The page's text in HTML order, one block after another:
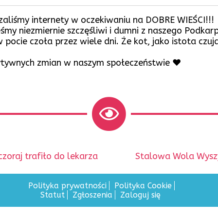
internety w oczekiwaniu na DOBRE WIEŚCI!!!
niezmiernie szczęśliwi i dumni z naszego
czoła przez wiele dni. Że kot, jako istota
zmian w naszym społeczeństwie ❤
trafiło do lekarza
Następny
Stalowa Wola
Polityka prywatności
Polityka Cookie
Statut
Zgłoszenia Zaloguj się